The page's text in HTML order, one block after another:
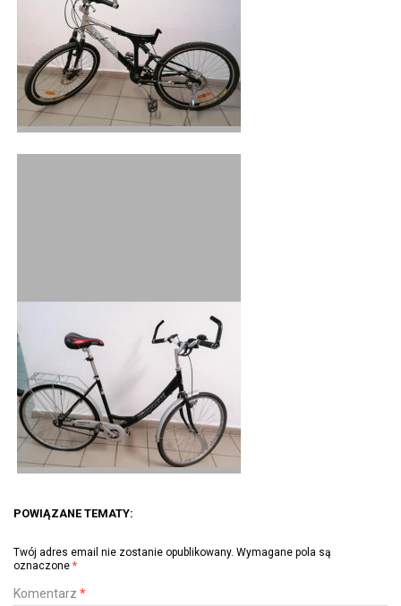
POWIĄZANE TEMATY:
Twój adres email nie zostanie opublikowany. Wymagane pola są
oznaczone *
Komentarz *